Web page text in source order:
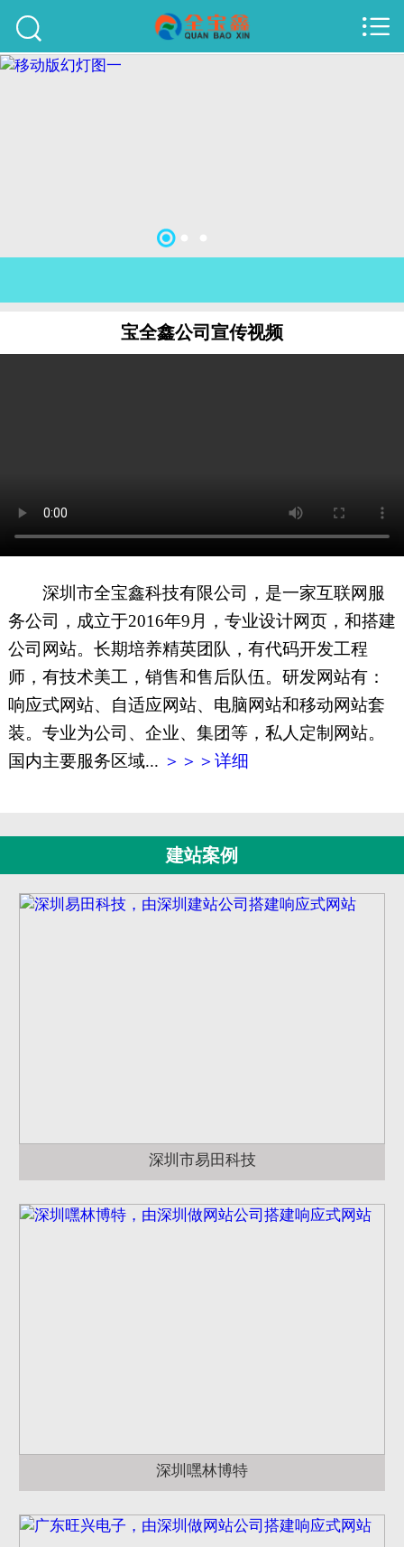
关于我们
联系我们
51La
XML地图


宝全鑫公司宣传视频
深圳市全宝鑫科技有限公司，是一家互联网服
务公司，成立于2016年9月，专业设计网页，和搭建
公司网站。长期培养精英团队，有代码开发工程
师，有技术美工，销售和售后队伍。研发网站有：
响应式网站、自适应网站、电脑网站和移动网站套
装。专业为公司、企业、集团等，私人定制网站。
国内主要服务区域... ＞＞＞详细
建站案例
深圳市易田科技
深圳嘿林博特